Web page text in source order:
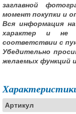
заглавной
момент покупки и
Вся информация
характер и не
соответствии с
Убедительно
желаемых функций
Артикул